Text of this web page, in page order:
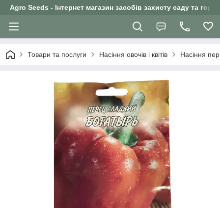
Agro Seeds - Інтернет магазин засобів захисту саду та
Товари та послуги Насіння овочів і квітів Насіння